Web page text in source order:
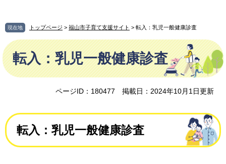
ジ
先
頭
で
ュ
を
飛
ば
へ
現在地 トップページ > 福山市子育て支援サイト > 転入：乳児一般健康診査
本
文
転入：乳児一般健康診査
ページID：180477 掲載日：2024年10月1日更新
転入：乳児一般健康診査